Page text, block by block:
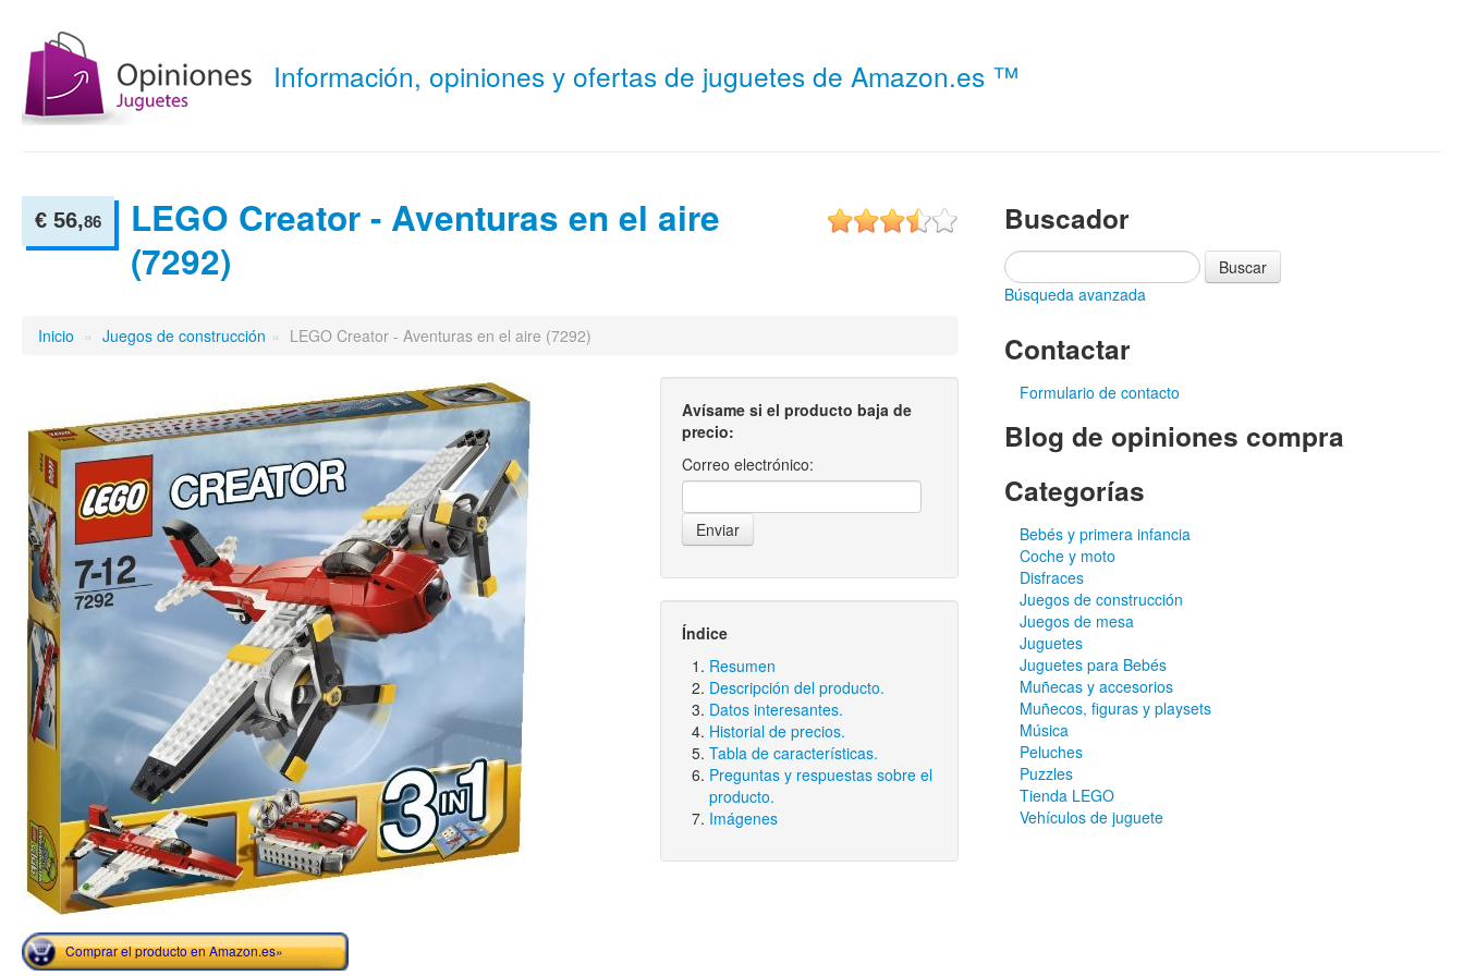
Información, opiniones y ofertas de juguetes de Amazon.es ™
€ 56,86
LEGO Creator - Aventuras en el aire
(7292)
Inicio » Juegos de construcción » LEGO Creator - Aventuras en el aire (7292)
Avísame si el producto baja de
precio:
Correo electrónico:
Índice
Resumen
Descripción del producto.
Datos interesantes.
Historial de precios.
Tabla de características.
Preguntas y respuestas sobre el
producto.
Imágenes
Comprar el producto en Amazon.es»
Buscador
Búsqueda avanzada
Contactar
Formulario de contacto
Blog de opiniones compra
Categorías
Bebés y primera infancia
Coche y moto
Disfraces
Juegos de construcción
Juegos de mesa
Juguetes
Juguetes para Bebés
Muñecas y accesorios
Muñecos, figuras y playsets
Música
Peluches
Puzzles
Tienda LEGO
Vehículos de juguete